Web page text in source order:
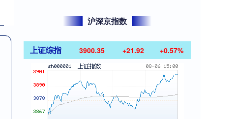
沪深京指数
上证综指 3900.35 +21.92 +0.57%